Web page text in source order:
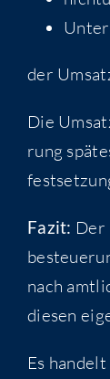
der
Die
rung
Fazit: Der
nach
die­sen
Es